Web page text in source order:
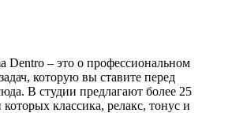
Dentro – это о профессиональном
которую вы ставите перед
В студии предлагают более 25
классика, релакс, тонус и